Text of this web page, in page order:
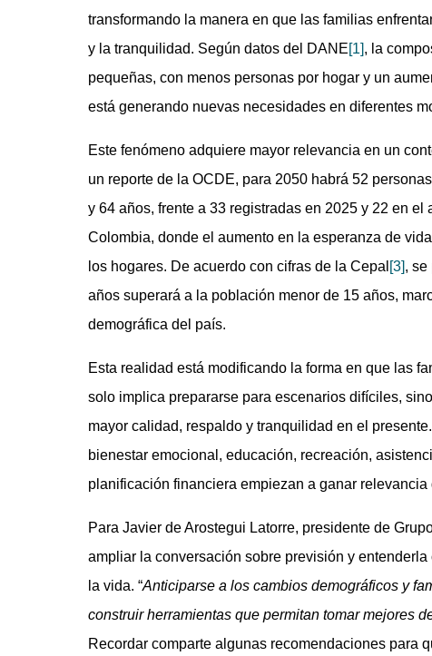
transformando la manera en que las familias
y la tranquilidad. Según datos del DANE[1], la
pequeñas, con menos personas por hogar y un
está generando nuevas necesidades en diferentes
Este fenómeno adquiere mayor relevancia en un
un reporte de la OCDE, para 2050 habrá 52
y 64 años, frente a 33 registradas en 2025 y 22 en el
Colombia, donde el aumento en la esperanza de
los hogares. De acuerdo con cifras de la Cepal [3], se
años superará a la población menor de 15 años,
demográfica del país.
Esta realidad está modificando la forma en que las
solo implica prepararse para escenarios difíciles,
mayor calidad, respaldo y tranquilidad en el
bienestar emocional, educación, recreación,
planificación financiera empiezan a ganar
Para Javier de Arostegui Latorre, presidente de
ampliar la conversación sobre previsión y
la vida. “Anticiparse a los cambios demográficos y
construir herramientas que permitan tomar mejores
Recordar comparte algunas recomendaciones para